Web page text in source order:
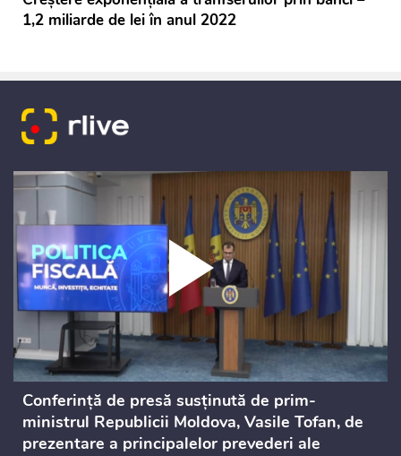
1,2 miliarde de lei în anul 2022
Conferință de presă susținută de prim-
ministrul Republicii Moldova, Vasile Tofan, de
prezentare a principalelor prevederi ale